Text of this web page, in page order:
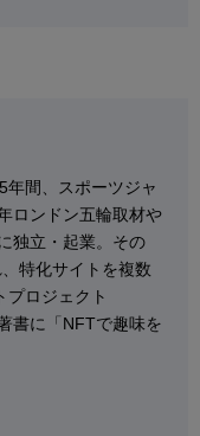
年間、スポーツジャ
ロンドン五輪取材や
独立・起業。その
特化サイトを複数
プロジェクト
書に「NFTで趣味を